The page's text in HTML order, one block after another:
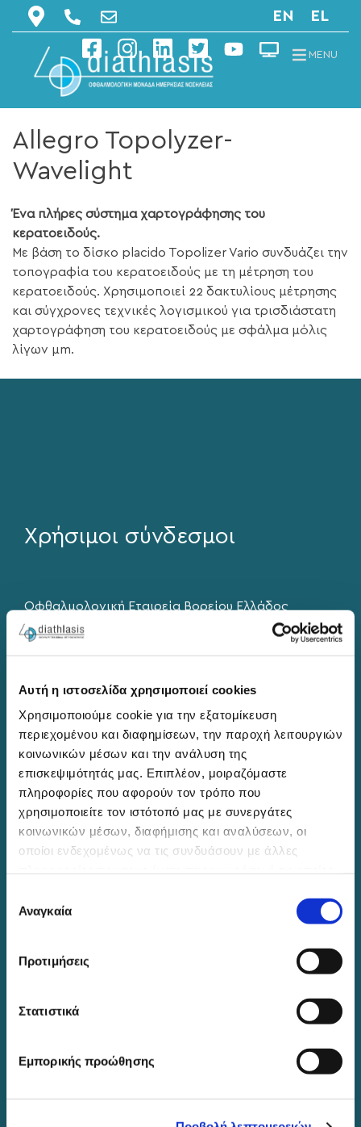
Αυτή η ιστοσελίδα χρησιμοποιεί cookies
Χρησιμοποιούμε cookie για την εξατομίκευση
περιεχομένου και διαφημίσεων, την παροχή λειτουργιών
κοινωνικών μέσων και την ανάλυση της
επισκεψιμότητάς μας. Επιπλέον, μοιραζόμαστε
πληροφορίες που αφορούν τον τρόπο που
χρησιμοποιείτε τον ιστότοπό μας με συνεργάτες
κοινωνικών μέσων, διαφήμισης και αναλύσεων, οι
οποίοι ενδεχομένως να τις συνδυάσουν με άλλες
των υπηρεσιών τους.
συγκατάθεσης
Αναγκαία
Προτιμήσεις
Στατιστικά
Εμπορικής προώθησης
EN EL
MENU
Allegro Topolyzer-
Wavelight
Ένα πλήρες σύστημα χαρτογράφησης του
κερατοειδούς.
Με βάση το δίσκο placido Topolizer Vario συνδυάζει την
τοπογραφία του κερατοειδούς με τη μέτρηση του
κερατοειδούς. Χρησιμοποιεί 22 δακτυλίους μέτρησης
και σύγχρονες τεχνικές λογισμικού για τρισδιάστατη
χαρτογράφηση του κερατοειδούς με σφάλμα μόλις
λίγων μm.
Χρήσιμοι σύνδεσμοι
Οφθαλμολογική Εταιρεία Βορείου Ελλάδος
Ελληνική Εταιρεία Ενδοφακών και Διαθλαστικής
Χειρουργικής
International Society of Refractive Surgery
European Society of Cataract and Refractive
Surgery
American Society of Cataract and Refractive
Surgery
American Academy of Ophthalmology
Επικοινωνία
"Diathlasis" λειτουργεί καθημερινά, Δευτέρα με
Παρασκευή, 9:00 – 21:00, με διαρκή γραμματειακή
26ης Οκτωβρίου 43, Θεσσαλονίκη